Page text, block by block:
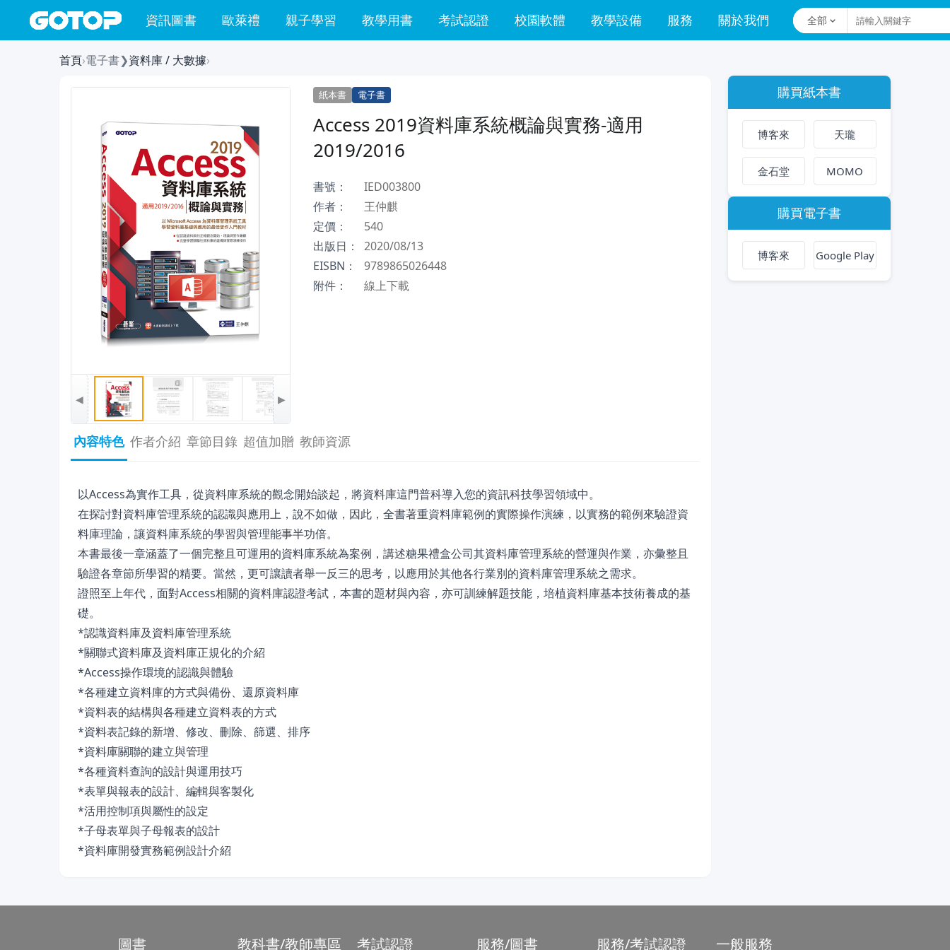
資訊圖書 歐萊禮 親子學習 教學用書 考試認證 校園軟體 教學設備 服務 關於我們 全部
首頁›電子書❯資料庫 / 大數據›
◀ ▶
紙本書 電子書
Access 2019資料庫系統概論與實務-適用
2019/2016
書號：
IED003800
作者：
王仲麒
定價：
540
出版日：
2020/08/13
EISBN：
9789865026448
附件：
線上下載
內容特色 作者介紹 章節目錄 超值加贈 教師資源
以Access為實作工具，從資料庫系統的觀念開始談起，將資料庫這門普科導入您的資訊科技學習領域中。
在探討對資料庫管理系統的認識與應用上，說不如做，因此，全書著重資料庫範例的實際操作演練，以實務的範例來驗證資
料庫理論，讓資料庫系統的學習與管理能事半功倍。
本書最後一章涵蓋了一個完整且可運用的資料庫系統為案例，講述糖果禮盒公司其資料庫管理系統的營運與作業，亦彙整且
驗證各章節所學習的精要。當然，更可讓讀者舉一反三的思考，以應用於其他各行業別的資料庫管理系統之需求。
證照至上年代，面對Access相關的資料庫認證考試，本書的題材與內容，亦可訓練解題技能，培植資料庫基本技術養成的基
礎。
*認識資料庫及資料庫管理系統
*關聯式資料庫及資料庫正規化的介紹
*Access操作環境的認識與體驗
*各種建立資料庫的方式與備份、還原資料庫
*資料表的結構與各種建立資料表的方式
*資料表記錄的新增、修改、刪除、篩選、排序
*資料庫關聯的建立與管理
*各種資料查詢的設計與運用技巧
*表單與報表的設計、編輯與客製化
*活用控制項與屬性的設定
*子母表單與子母報表的設計
*資料庫開發實務範例設計介紹
購買紙本書
博客來 天瓏
金石堂 MOMO
購買電子書
博客來 Google Play
圖書 教科書/教師專區 考試認證 服務/圖書 服務/考試認證 一般服務